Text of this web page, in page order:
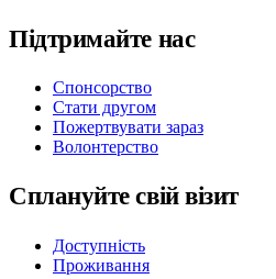
Підтримайте нас
Спонсорство
Стати другом
Пожертвувати зараз
Волонтерство
Сплануйте свій візит
Доступність
Проживання